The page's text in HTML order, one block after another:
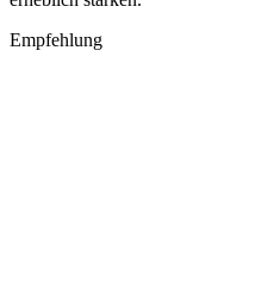
Empfehlung